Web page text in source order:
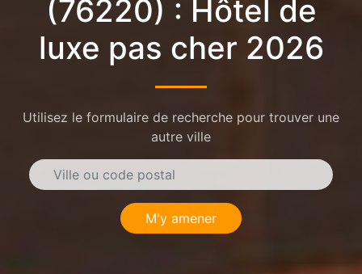
(76220) : Hôtel de
luxe pas cher 2026
Utilisez le formulaire de recherche pour trouver une
autre ville
M'y amener